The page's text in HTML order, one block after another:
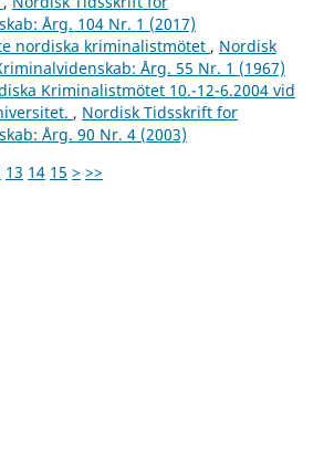
Årg. 104 Nr. 1 (2017)
nordiska kriminalistmötet , Nordisk
Årg. 55 Nr. 1 (1967)
Kriminalistmötet 10.-12-6.2004 vid
, Nordisk Tidsskrift for
Årg. 90 Nr. 4 (2003)
13 14 15 > >>